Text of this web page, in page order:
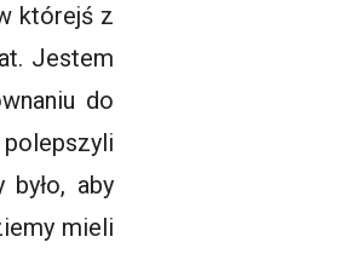
którejś z
Jestem
do
aby
mieli